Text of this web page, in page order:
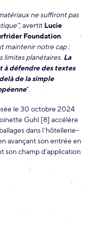
ne suffiront pas
avertit Lucie
Foundation
maintenir notre cap :
limites planétaires. La
à défendre des textes
de la simple
”.
le 30 octobre 2024
Guhl [8] accélère
dans l’hôtellerie-
avançant son entrée en
champ d’application